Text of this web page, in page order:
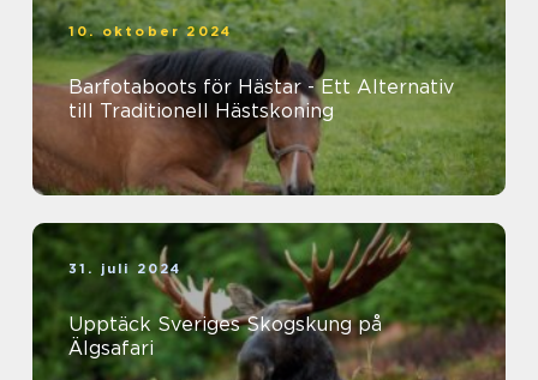
10. oktober 2024
Barfotaboots för Hästar - Ett Alternativ
till Traditionell Hästskoning
31. juli 2024
Upptäck Sveriges Skogskung på
Älgsafari